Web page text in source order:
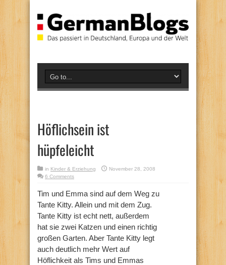
Höflichsein ist
hüpfeleicht
in Kinder & Erziehung
November 28, 2008
6 Comments
Tim und Emma sind auf dem Weg zu
Tante Kitty. Allein und mit dem Zug.
Tante Kitty ist echt nett, außerdem
hat sie zwei Katzen und einen richtig
großen Garten. Aber Tante Kitty legt
auch deutlich mehr Wert auf
Höflichkeit als Tims und Emmas